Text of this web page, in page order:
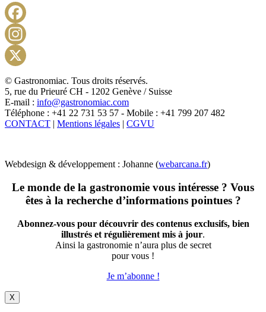
X
© Gastronomiac. Tous droits réservés.
5, rue du Prieuré CH - 1202 Genève / Suisse
E-mail : info@gastronomiac.com
Téléphone : +41 22 731 53 57 - Mobile : +41 799 207 482
CONTACT | Mentions légales | CGVU
Webdesign & développement : Johanne (webarcana.fr)
Le monde de la gastronomie vous intéresse ? Vous
êtes à la recherche d’informations pointues ?
Abonnez-vous pour découvrir des contenus exclusifs, bien
illustrés et régulièrement mis à jour.
Ainsi la gastronomie n’aura plus de secret
pour vous !
Je m’abonne !
X